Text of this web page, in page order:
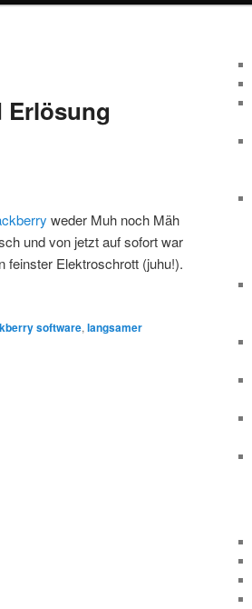
Erlösung
weder Muh noch Mäh
und von jetzt auf sofort war
feinster Elektroschrott (juhu!).
software, langsamer